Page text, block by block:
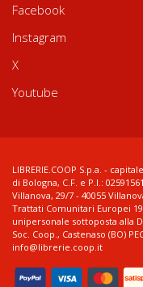
Facebook
Instagram
X
Youtube
LIBRERIE.COOP S.p.a. -
di Bologna, C.F. e P.I.:
Villanova, 29/7 - 40055
Trattati Comunitari Europei
unipersonale sottoposta alla
Soc. Coop., Castenaso (BO)
info@librerie.coop.it